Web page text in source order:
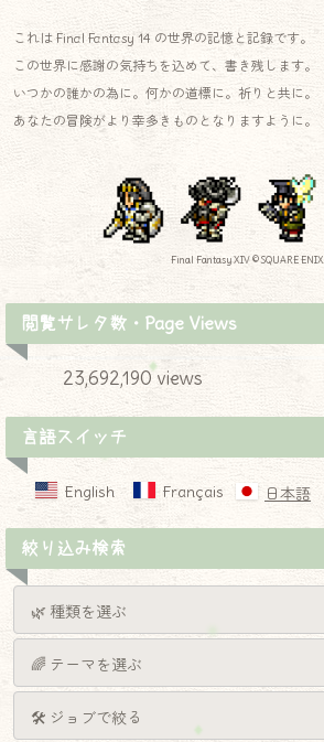
これは Final Fantasy 14 の世界の記憶と記録です。
この世界に感謝の気持ちを込めて、書き残します。
いつかの誰かの為に。何かの道標に。祈りと共に。
あなたの冒険がより幸多きものとなりますように。
Final Fantasy XIV © SQUARE ENIX
閲覧サレタ数・Page Views
23,692,190 views
言語スイッチ
English Français 日本語
絞り込み検索